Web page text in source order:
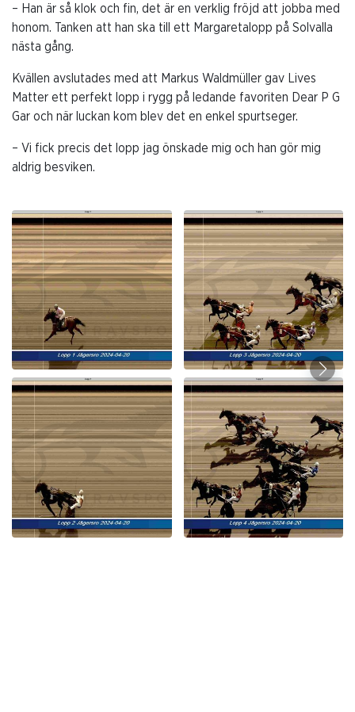
– Han är så klok och fin, det är en verklig fröjd att jobba med
honom. Tanken att han ska till ett Margaretalopp på Solvalla
nästa gång.
Kvällen avslutades med att Markus Waldmüller gav Lives
Matter ett perfekt lopp i rygg på ledande favoriten Dear P G
Gar och när luckan kom blev det en enkel spurtseger.
– Vi fick precis det lopp jag önskade mig och han gör mig
aldrig besviken.